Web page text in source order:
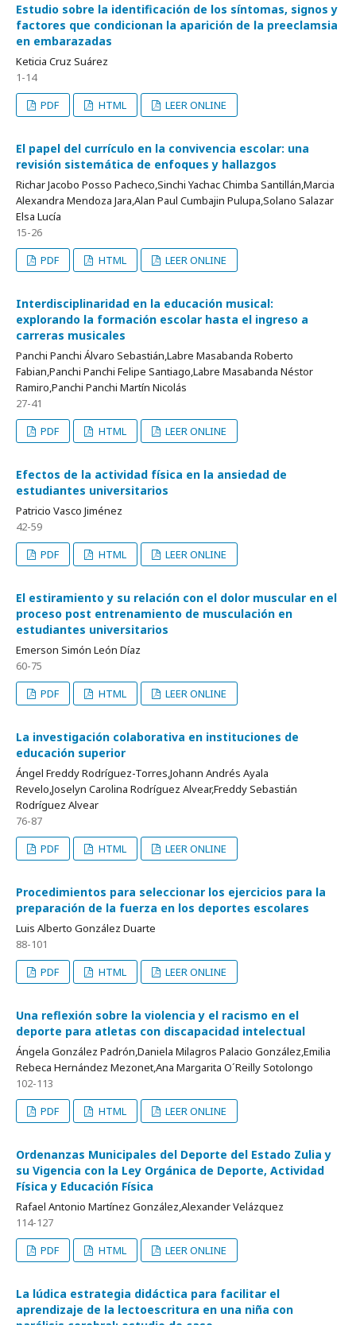
Estudio sobre la identificación de los síntomas, signos y
factores que condicionan la aparición de la preeclamsia
en embarazadas
Keticia Cruz Suárez
1-14
PDF
HTML LEER ONLINE
El papel del currículo en la convivencia escolar: una
revisión sistemática de enfoques y hallazgos
Richar Jacobo Posso Pacheco,Sinchi Yachac Chimba Santillán,Marcia
Alexandra Mendoza Jara,Alan Paul Cumbajin Pulupa,Solano Salazar
Elsa Lucía
15-26
PDF
HTML LEER ONLINE
Interdisciplinaridad en la educación musical:
explorando la formación escolar hasta el ingreso a
carreras musicales
Panchi Panchi Álvaro Sebastián,Labre Masabanda Roberto
Fabian,Panchi Panchi Felipe Santiago,Labre Masabanda Néstor
Ramiro,Panchi Panchi Martín Nicolás
27-41
PDF
HTML LEER ONLINE
Efectos de la actividad física en la ansiedad de
estudiantes universitarios
Patricio Vasco Jiménez
42-59
PDF
HTML LEER ONLINE
El estiramiento y su relación con el dolor muscular en el
proceso post entrenamiento de musculación en
estudiantes universitarios
Emerson Simón León Díaz
60-75
PDF
HTML LEER ONLINE
La investigación colaborativa en instituciones de
educación superior
Ángel Freddy Rodríguez-Torres,Johann Andrés Ayala
Revelo,Joselyn Carolina Rodríguez Alvear,Freddy Sebastián
Rodríguez Alvear
76-87
PDF
HTML LEER ONLINE
Procedimientos para seleccionar los ejercicios para la
preparación de la fuerza en los deportes escolares
Luis Alberto González Duarte
88-101
PDF
HTML LEER ONLINE
Una reflexión sobre la violencia y el racismo en el
deporte para atletas con discapacidad intelectual
Ángela González Padrón,Daniela Milagros Palacio González,Emilia
Rebeca Hernández Mezonet,Ana Margarita O´Reilly Sotolongo
102-113
PDF
HTML LEER ONLINE
Ordenanzas Municipales del Deporte del Estado Zulia y
su Vigencia con la Ley Orgánica de Deporte, Actividad
Física y Educación Física
Rafael Antonio Martínez González,Alexander Velázquez
114-127
PDF
HTML LEER ONLINE
La lúdica estrategia didáctica para facilitar el
aprendizaje de la lectoescritura en una niña con